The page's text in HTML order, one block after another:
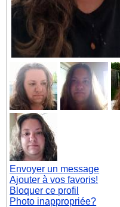
Envoyer un message
Ajouter à vos favoris!
Bloquer ce profil
Photo inappropriée?